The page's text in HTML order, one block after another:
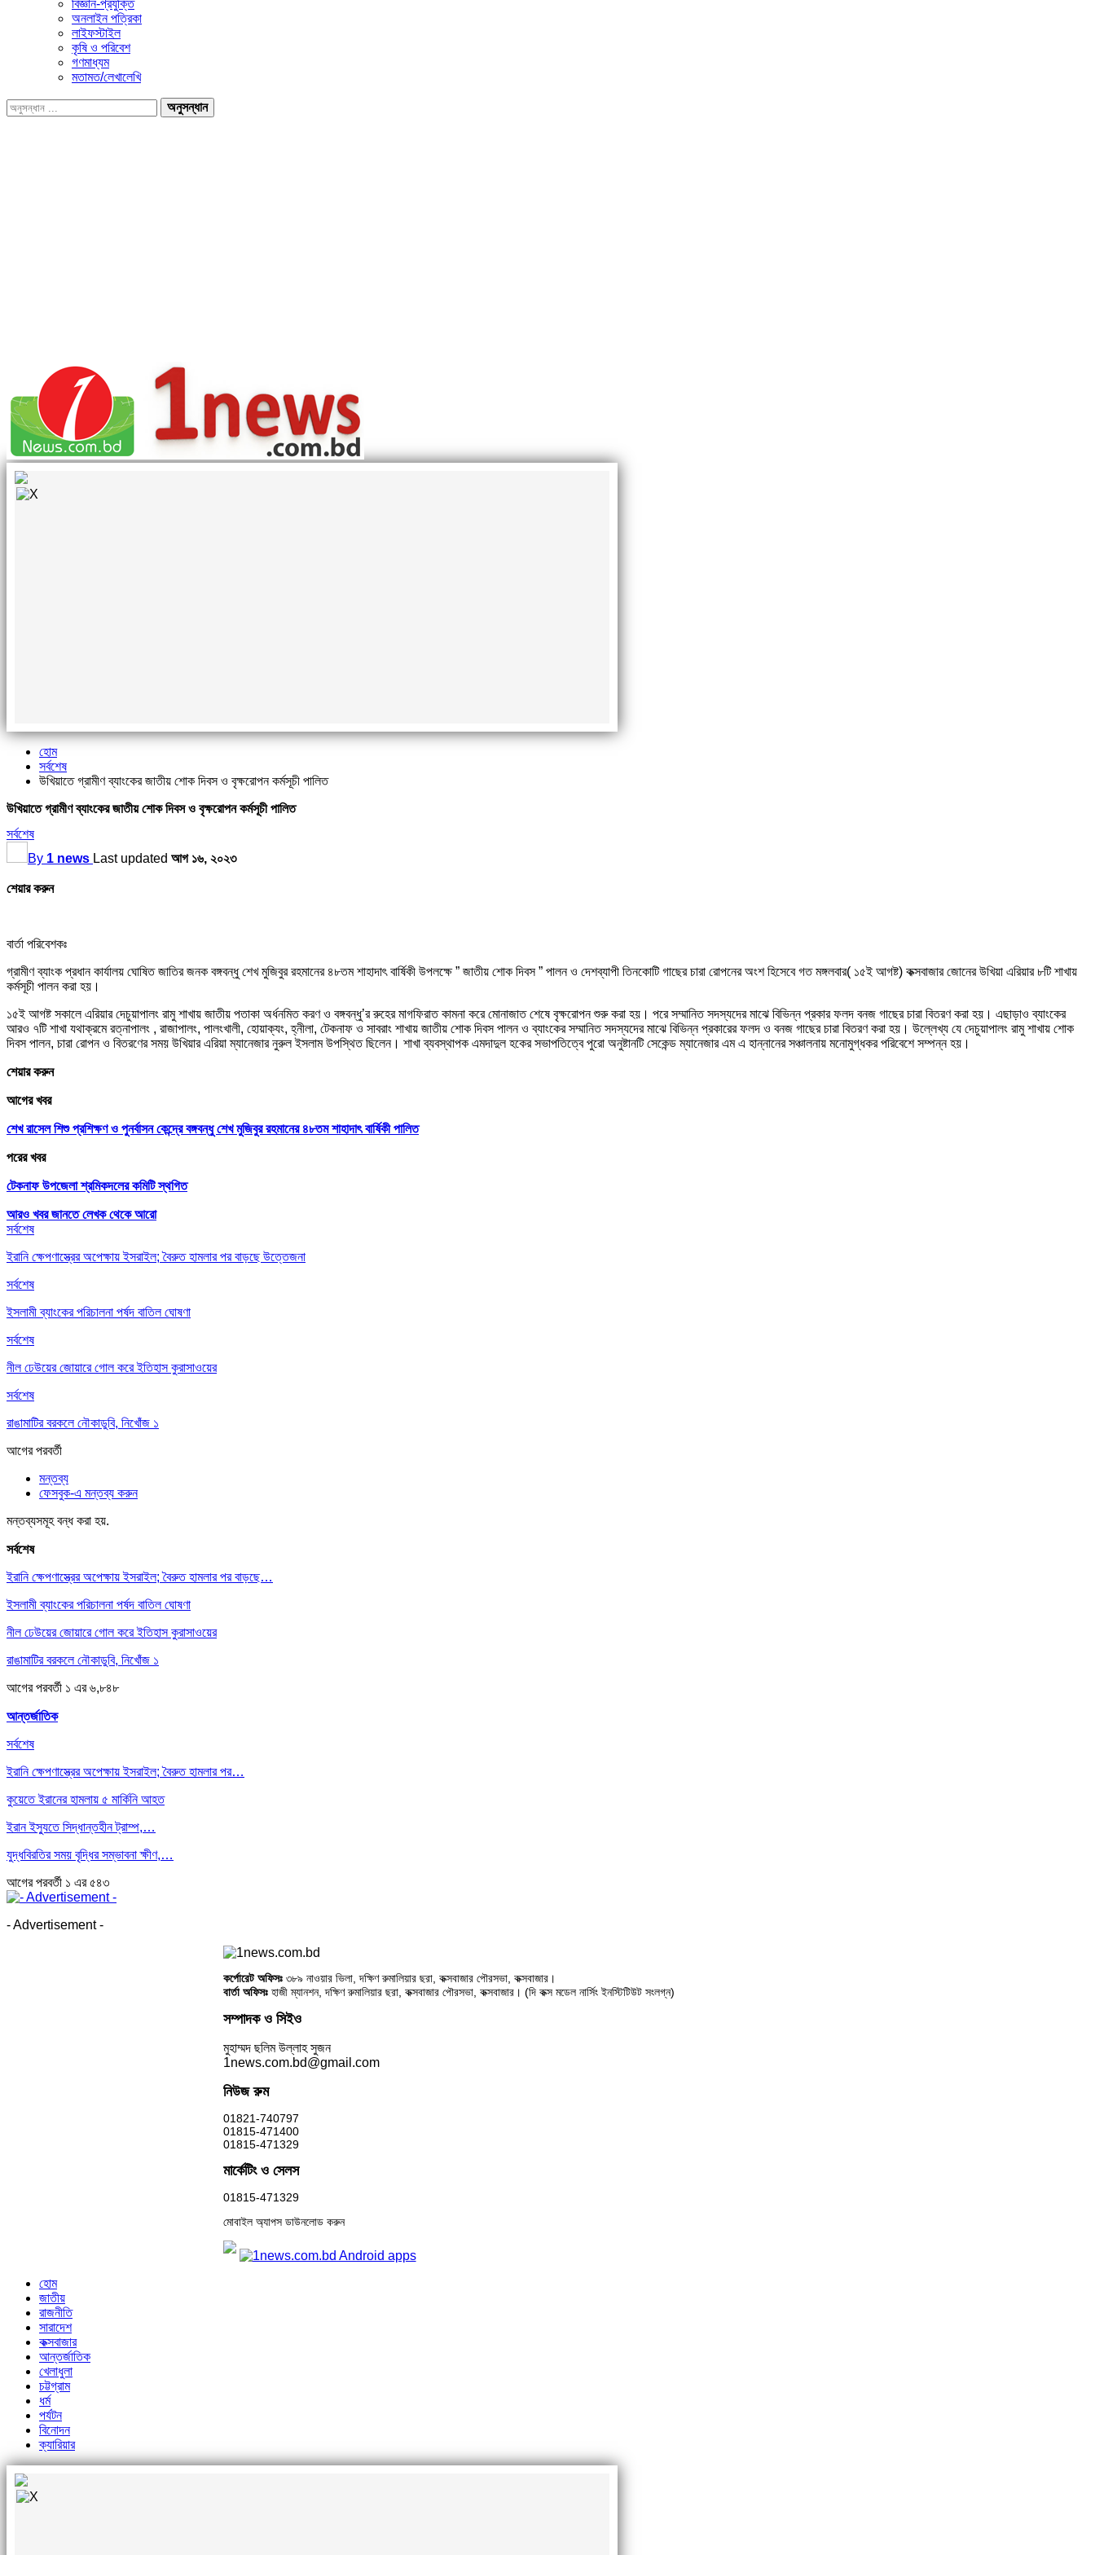
বিজ্ঞান-প্রযুক্তি
অনলাইন পত্রিকা
লাইফস্টাইল
কৃষি ও পরিবেশ
গণমাধ্যম
মতামত/লেখালেখি
হোম
সর্বশেষ
উখিয়াতে গ্রামীণ ব্যাংকের জাতীয় শোক দিবস ও বৃক্ষরোপন কর্মসূচী পালিত
উখিয়াতে গ্রামীণ ব্যাংকের জাতীয় শোক দিবস ও বৃক্ষরোপন কর্মসূচী পালিত
সর্বশেষ
By 1 news Last updated আগ ১৬, ২০২৩
শেয়ার করুন
বার্তা পরিবেশকঃ
গ্রামীণ ব্যাংক প্রধান কার্যালয় ঘোষিত জাতির জনক বঙ্গবন্ধু শেখ মুজিবুর রহমানের ৪৮তম শাহাদাৎ বার্ষিকী উপলক্ষে ” জাতীয় শোক দিবস ” পালন ও দেশব্যাপী তিনকোটি গাছের চারা রোপনের অংশ হিসেবে গত মঙ্গলবার( ১৫ই আগষ্ট) কক্সবাজার জোনের উখিয়া এরিয়ার ৮টি শাখায়
কর্মসূচী পালন করা হয়।
১৫ই আগষ্ট সকালে এরিয়ার দেচুয়াপালং রামু শাখায় জাতীয় পতাকা অর্ধনমিত করণ ও বঙ্গবন্ধু’র রুহের মাগফিরাত কামনা করে মোনাজাত শেষে বৃক্ষরোপন শুরু করা হয়। পরে সম্মানিত সদস্যদের মাঝে বিভিন্ন প্রকার ফলদ বনজ গাছের চারা বিতরণ করা হয়। এছাড়াও ব্যাংকের
আরও ৭টি শাখা যথাক্রমে রত্নাপালং , রাজাপালং, পালংখালী, হোয়াক্যং, হ্নীলা, টেকনাফ ও সাবরাং শাখায় জাতীয় শোক দিবস পালন ও ব্যাংকের সম্মানিত সদস্যদের মাঝে বিভিন্ন প্রকারের ফলদ ও বনজ গাছের চারা বিতরণ করা হয়। উল্লেখ্য যে দেচুয়াপালং রামু শাখায় শোক
দিবস পালন, চারা রোপন ও বিতরণের সময় উখিয়ার এরিয়া ম্যানেজার নুরুল ইসলাম উপস্থিত ছিলেন। শাখা ব্যবস্থাপক এমদাদুল হকের সভাপতিত্বে পুরো অনুষ্টানটি সেকেন্ড ম্যানেজার এম এ হান্নানের সঞ্চালনায় মনোমুগ্ধকর পরিবেশে সম্পন্ন হয়।
শেয়ার করুন
আগের খবর
শেখ রাসেল শিশু প্রশিক্ষণ ও পুনর্বাসন কেন্দ্রে বঙ্গবন্ধু শেখ মুজিবুর রহমানের ৪৮তম শাহাদাৎ বার্ষিকী পালিত
পরের খবর
টেকনাফ উপজেলা শ্রমিকদলের কমিটি স্থগিত
আরও খবর জানতে লেখক থেকে আরো
সর্বশেষ
ইরানি ক্ষেপণাস্ত্রের অপেক্ষায় ইসরাইল; বৈরুত হামলার পর বাড়ছে উত্তেজনা
সর্বশেষ
ইসলামী ব্যাংকের পরিচালনা পর্ষদ বাতিল ঘোষণা
সর্বশেষ
নীল ঢেউয়ের জোয়ারে গোল করে ইতিহাস কুরাসাওয়ের
সর্বশেষ
রাঙামাটির বরকলে নৌকাডুবি, নিখোঁজ ১
আগেরপরবর্তী
মন্তব্য
ফেসবুক-এ মন্তব্য করুন
মন্তব্যসমূহ বন্ধ করা হয়.
সর্বশেষ
ইরানি ক্ষেপণাস্ত্রের অপেক্ষায় ইসরাইল; বৈরুত হামলার পর বাড়ছে…
ইসলামী ব্যাংকের পরিচালনা পর্ষদ বাতিল ঘোষণা
নীল ঢেউয়ের জোয়ারে গোল করে ইতিহাস কুরাসাওয়ের
রাঙামাটির বরকলে নৌকাডুবি, নিখোঁজ ১
আগেরপরবর্তী ১ এর ৬,৮৪৮
আন্তর্জাতিক
সর্বশেষ
ইরানি ক্ষেপণাস্ত্রের অপেক্ষায় ইসরাইল; বৈরুত হামলার পর…
কুয়েতে ইরানের হামলায় ৫ মার্কিনি আহত
ইরান ইস্যুতে সিদ্ধান্তহীন ট্রাম্প,…
যুদ্ধবিরতির সময় বৃদ্ধির সম্ভাবনা ক্ষীণ,…
আগেরপরবর্তী ১ এর ৫৪৩
- Advertisement -
কর্পোরেট অফিসঃ৩৮৯ নাওয়ার ভিলা, দক্ষিণ রুমালিয়ার ছরা, কক্সবাজার পৌরসভা, কক্সবাজার।
বার্তা অফিসঃ হাজী ম্যানশন, দক্ষিণ রুমালিয়ার ছরা, কক্সবাজার পৌরসভা, কক্সবাজার। (দি কক্স মডেল নার্সিং ইনস্টিটিউট সংলগ্ন)
সম্পাদক ও সিইও
মুহাম্মদ ছলিম উল্লাহ সুজন
1news.com.bd@gmail.com
নিউজ রুম
01821-740797
01815-471400
01815-471329
মার্কেটিং ও সেলস
01815-471329
মোবাইল অ্যাপস ডাউনলোড করুন
হোম
জাতীয়
রাজনীতি
সারাদেশ
কক্সবাজার
আন্তর্জাতিক
খেলাধুলা
চট্টগ্রাম
ধর্ম
পর্যটন
বিনোদন
ক্যারিয়ার